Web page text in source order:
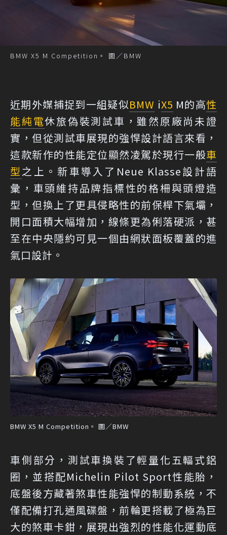
BMW X5 M Competition。 圖／BMW
近期外媒捕捉到一組疑似BMW iX5 M的高性
能純電休旅偽裝測試車，雖然原廠尚未證
實，但從測試車展現的強悍設計語言來看，
這款新作的性能定位顯然凌駕於現行一般車
型之上。新車導入了Neue Klasse設計語
彙，車頭維持品牌指標性的格柵與頭燈造
型，但換上了更具侵略性的前保桿下氣壩，
開口面積大幅增加，線條更為俐落硬派，甚
至在中央隱約可見一個由網狀面板覆蓋的進
氣口設計。
BMW X5 M Competition。 圖／BMW
車側部分，測試車換裝了輕量化五輻式鋁
圈，並搭配Michelin Pilot Sport性能胎，
底盤後方藏著煞車性能強悍的制動系統，不
僅配備打孔通風碟盤，前輪更搭載了極為巨
大的煞車卡鉗，展現出強烈的性能化運動底